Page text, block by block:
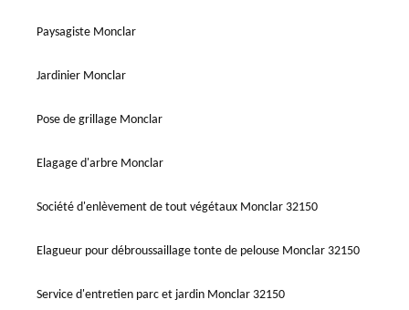
Paysagiste Monclar
Jardinier Monclar
Pose de grillage Monclar
Elagage d'arbre Monclar
Société d'enlèvement de tout végétaux Monclar 32150
Elagueur pour débroussaillage tonte de pelouse Monclar 32150
Service d'entretien parc et jardin Monclar 32150